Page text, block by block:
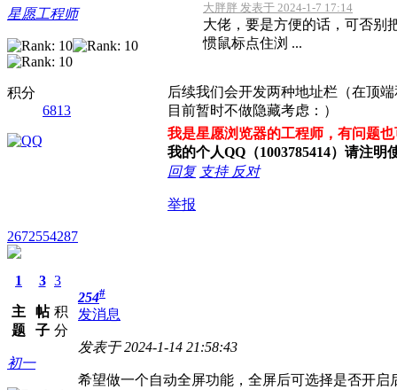
星愿工程师
积分
6813
大胖胖 发表于 2024-1-7 17:14
大佬，要是方便的话，可否别
惯鼠标点住浏 ...
后续我们会开发两种地址栏（在顶
目前暂时不做隐藏考虑：）
我是星愿浏览器的工程师，有问题
我的个人QQ（1003785414）请注明
回复 支持 反对
举报
2672554287
1
主
题
3
帖
子
3
积
分
初一
254#
发消息
发表于 2024-1-14 21:58:43
希望做一个自动全屏功能，全屏后可选择是否开